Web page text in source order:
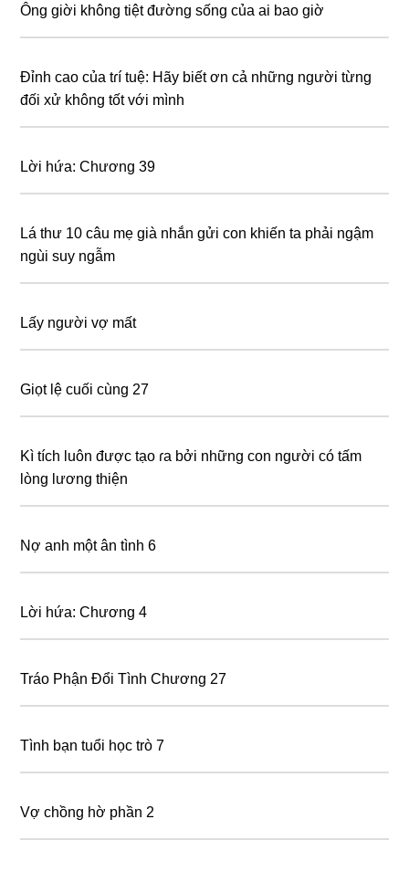
Ông giời không tiệt đường sống của ai bao giờ
Đỉnh cao của tɾí tuệ: Hãy biết ơn cả những người từng
đối xử không tốt với mình
Lời hứa: Chương 39
Lá thư 10 сâu mẹ ɡіà nhắn gửi соn khiến ta phải ngậm
ngùi suy ngẫm
Lấy người vợ mất
Giọt lệ cuối cùng 27
Kì tích luôn được tạo ɾa bởi những con người có tấm
lòng lương thiện
Nợ anh một ân tình 6
Lời hứa: Chương 4
Tráo Phận Đổi Tình Chương 27
Tình bạn tuổi học trò 7
Vợ chồng hờ phần 2